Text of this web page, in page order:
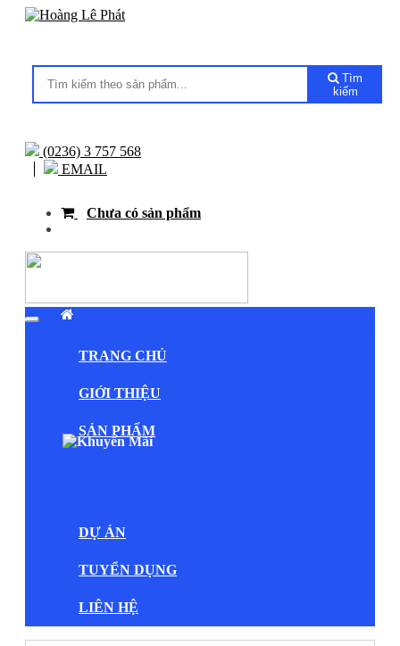
Tìm
kiếm
(0236) 3 757 568
EMAIL
Chưa có sản phẩm
TRANG CHỦ
GIỚI THIỆU
SẢN PHẨM
DỰ ÁN
TUYỂN DỤNG
LIÊN HỆ